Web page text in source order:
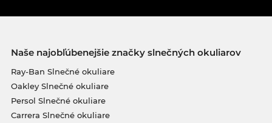
Naše najobľúbenejšie značky slnečných okuliarov
Ray-Ban Slnečné okuliare
Oakley Slnečné okuliare
Persol Slnečné okuliare
Carrera Slnečné okuliare